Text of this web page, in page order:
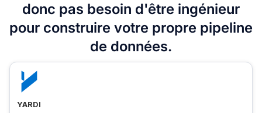
donc pas besoin d'être ingénieur
pour construire votre propre pipeline
de données.
YARDI